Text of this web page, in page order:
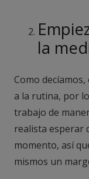
la
Como
a la rutina, por
trabajo de
realista esperar
momento, así
mismos un